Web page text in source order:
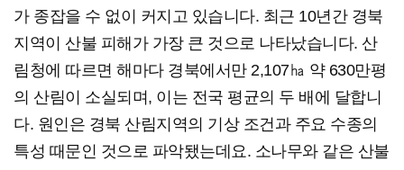
가 종잡을 수 없이 커지고 있습니다. 최근 10년간 경북
지역이 산불 피해가 가장 큰 것으로 나타났습니다. 산
림청에 따르면 해마다 경북에서만 2,107㏊ 약 630만평
의 산림이 소실되며, 이는 전국 평균의 두 배에 달합니
다. 원인은 경북 산림지역의 기상 조건과 주요 수종의
특성 때문인 것으로 파악됐는데요. 소나무와 같은 산불